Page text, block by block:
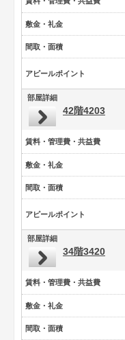
敷金・礼金
間取・面積
アピールポイント
部屋詳細
42階4203
賃料・管理費・共益費
敷金・礼金
間取・面積
アピールポイント
部屋詳細
34階3420
賃料・管理費・共益費
敷金・礼金
間取・面積